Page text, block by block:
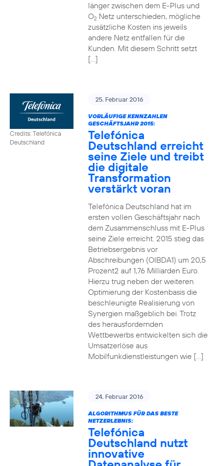
länger zwischen dem E-Plus und
O2Netz unterschieden, mögliche
zusätzliche Kosten ins jeweils
andere Netz entfallen für die
Kunden. Mit diesem Schritt setzt
[…]
Credits: Telefónica
Deutschland
25. Februar 2016
VORLÄUFIGE KENNZAHLEN
GESCHÄFTSJAHR 2015:
Telefónica
Deutschland erreicht
seine Ziele und treibt
die digitale
Transformation
verstärkt voran
Telefónica Deutschland hat im
ersten vollen Geschäftsjahr nach
dem Zusammenschluss mit E-Plus
seine Ziele erreicht. 2015 stieg das
Betriebsergebnis vor
Abschreibungen (OIBDA1) um 20,5
Prozent2 auf 1,76 Milliarden Euro.
Hierzu trug neben der weiteren
Optimierung der Kostenbasis die
beschleunigte Realisierung von
Synergien maßgeblich bei. Trotz
des herausfordernden
Wettbewerbs entwickelten sich die
Umsatzerlöse aus
Mobilfunkdienstleistungen wie […]
24. Februar 2016
ALGORITHMUS FÜR DAS BESTE
NETZERLEBNIS:
Telefónica
Deutschland nutzt
innovative